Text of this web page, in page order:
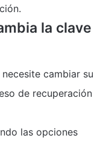
la clave
cambiar su
de recuperación
las opciones